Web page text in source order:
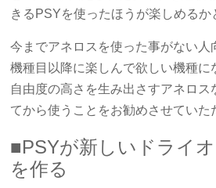
きるPSYを使ったほうが楽しめるか
今までアネロスを使った事がない人
機種目以降に楽しんで欲しい機種に
自由度の高さを生み出さすアネロス
てから使うことをお勧めさせていた
■PSYが新しいドライ
を作る